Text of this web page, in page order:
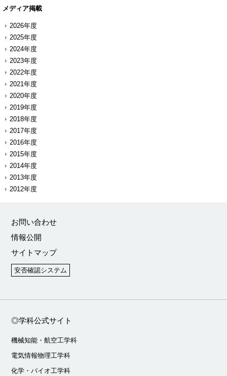
メディア掲載
2026年度
2025年度
2024年度
2023年度
2022年度
2021年度
2020年度
2019年度
2018年度
2017年度
2016年度
2015年度
2014年度
2013年度
2012年度
お問い合わせ
情報公開
サイトマップ
安否確認システム
◎学科公式サイト
機械知能・航空工学科
電気情報物理工学科
化学・バイオ工学科